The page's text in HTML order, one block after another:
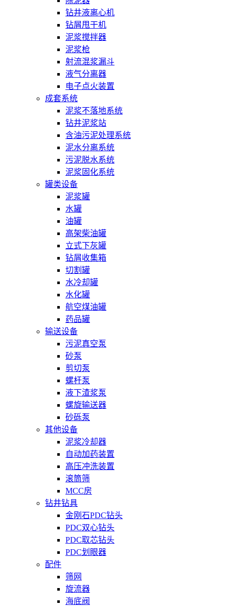
钻井液离心机
钻屑甩干机
泥浆搅拌器
泥浆枪
射流混浆漏斗
液气分离器
电子点火装置
成套系统
泥浆不落地系统
钻井泥浆站
含油污泥处理系统
泥水分离系统
污泥脱水系统
泥浆固化系统
罐类设备
泥浆罐
水罐
油罐
高架柴油罐
立式下灰罐
钻屑收集箱
切割罐
水冷却罐
水化罐
航空煤油罐
药品罐
输送设备
污泥真空泵
砂泵
剪切泵
螺杆泵
液下渣浆泵
螺旋输送器
砂砾泵
其他设备
泥浆冷却器
自动加药装置
高压冲洗装置
滚筒筛
MCC房
钻井钻具
金刚石PDC钻头
PDC双心钻头
PDC取芯钻头
PDC划眼器
配件
筛网
旋流器
海底阀